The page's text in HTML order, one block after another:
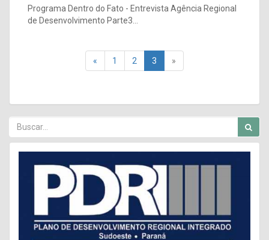
Programa Dentro do Fato - Entrevista Agência Regional
de Desenvolvimento Parte3...
« 1 2 3 »